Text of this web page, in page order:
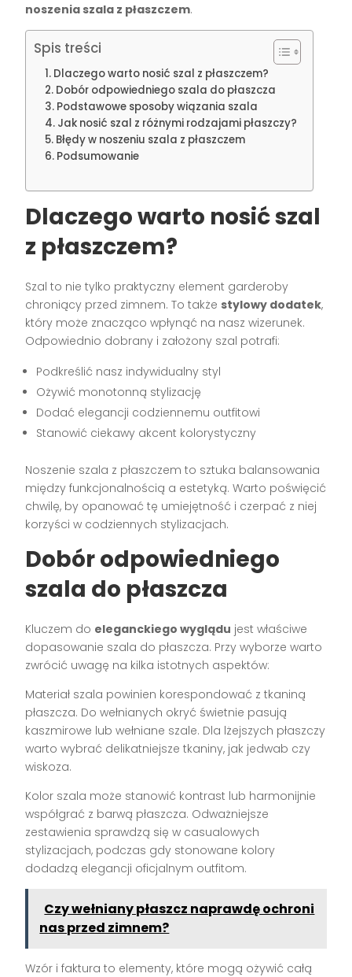
noszenia szala z płaszczem.
Spis treści
Dlaczego warto nosić szal z płaszczem?
Dobór odpowiedniego szala do płaszcza
Podstawowe sposoby wiązania szala
Jak nosić szal z różnymi rodzajami płaszczy?
Błędy w noszeniu szala z płaszczem
Podsumowanie
Dlaczego warto nosić szal
z płaszczem?
Szal to nie tylko praktyczny element garderoby
chroniący przed zimnem. To także stylowy dodatek,
który może znacząco wpłynąć na nasz wizerunek.
Odpowiednio dobrany i założony szal potrafi:
Podkreślić nasz indywidualny styl
Ożywić monotonną stylizację
Dodać elegancji codziennemu outfitowi
Stanowić ciekawy akcent kolorystyczny
Noszenie szala z płaszczem to sztuka balansowania
między funkcjonalnością a estetyką. Warto poświęcić
chwilę, by opanować tę umiejętność i czerpać z niej
korzyści w codziennych stylizacjach.
Dobór odpowiedniego
szala do płaszcza
Kluczem do eleganckiego wyglądu jest właściwe
dopasowanie szala do płaszcza. Przy wyborze warto
zwrócić uwagę na kilka istotnych aspektów:
Materiał szala powinien korespondować z tkaniną
płaszcza. Do wełnianych okryć świetnie pasują
kaszmirowe lub wełniane szale. Dla lżejszych płaszczy
warto wybrać delikatniejsze tkaniny, jak jedwab czy
wiskoza.
Kolor szala może stanowić kontrast lub harmonijnie
współgrać z barwą płaszcza. Odważniejsze
zestawienia sprawdzą się w casualowych
stylizacjach, podczas gdy stonowane kolory
dodadzą elegancji oficjalnym outfitom.
Czy wełniany płaszcz naprawdę ochroni
nas przed zimnem?
Wzór i faktura to elementy, które mogą ożywić całą